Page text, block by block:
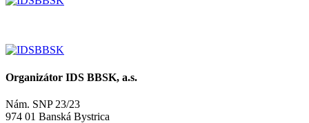
Organizátor IDS BBSK, a.s.
Nám. SNP 23/23
974 01 Banská Bystrica